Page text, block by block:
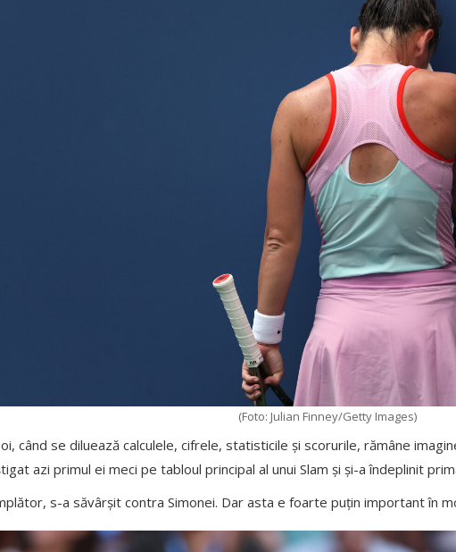
(Foto: Julian Finney/Getty Images)
când se diluează calculele, cifrele, statisticile și scorurile, rămâne
azi primul ei meci pe tabloul principal al unui Slam și și-a îndeplinit
s-a săvârșit contra Simonei. Dar asta e foarte puțin important în